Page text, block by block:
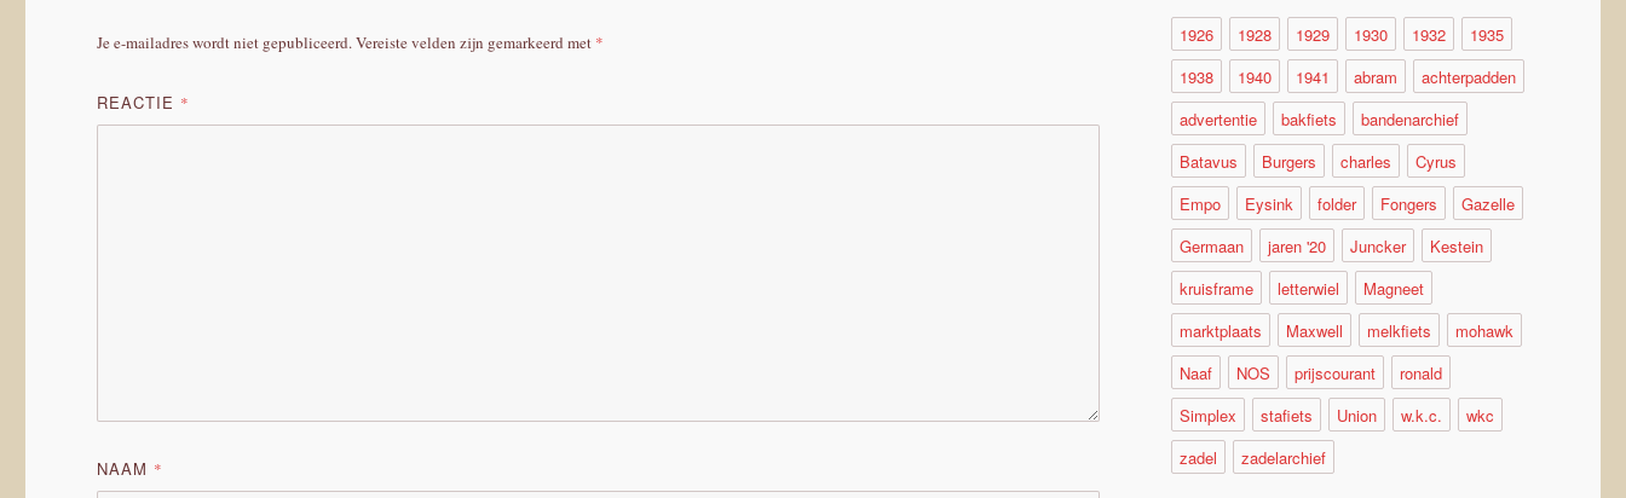
Je e-mailadres wordt niet gepubliceerd.Vereiste velden zijn gemarkeerd met *
REACTIE *
NAAM *
1926 1928 1929 1930 1932
1935
1938
1940 1941 abram
achterpadden
advertentie
bakfiets
bandenarchief
Batavus
Burgers charles
Cyrus
Empo
Eysink folder Fongers
Gazelle
Germaan
jaren '20 Juncker
Kestein
kruisframe
letterwiel
Magneet
marktplaats
Maxwell melkfiets
mohawk
Naaf
NOS prijscourant
ronald
Simplex
stafiets Union w.k.c.
wkc
zadel
zadelarchief